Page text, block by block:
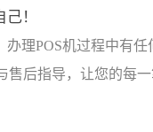
！
办理POS机过程中有任
后指导，让您的每一